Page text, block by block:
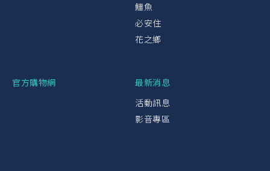
鱷魚
必安住
花之鄉
官方購物網
最新消息
活動訊息
影音專區